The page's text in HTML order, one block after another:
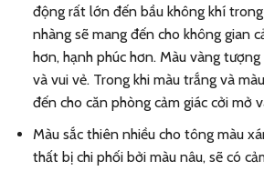
động rất lớn đến bầu không khí
nhàng sẽ mang đến cho không gian
hơn, hạnh phúc hơn. Màu vàng
và vui vẻ. Trong khi màu trắng và
đến cho căn phòng cảm giác cởi mở
Màu sắc thiên nhiều cho tông màu
thất bị chi phối bởi màu nâu, sẽ có